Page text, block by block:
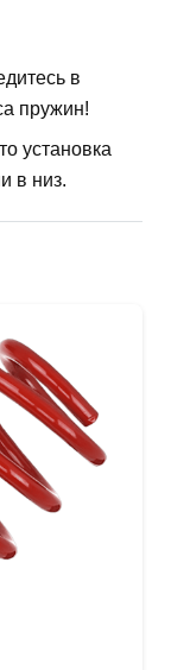
в
пружин!
установка
в низ.